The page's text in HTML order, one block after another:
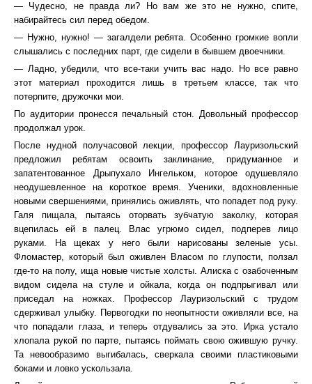
— Чудесно, не правда ли? Но вам же это не нужно, спите,
набирайтесь сил перед обедом.
— Нужно, нужно! — загалдели ребята. Особенно громкие вопли
слышались с последних парт, где сидели в бывшем двоечники.
— Ладно, убедили, что все-таки учить вас надо. Но все равно
этот материал проходится лишь в третьем классе, так что
потерпите, дружочки мои.
По аудитории пронесся печальный стон. Довольный профессор
продолжал урок.
После нудной получасовой лекции, профессор Лауризольский
предложил ребятам освоить заклинание, придуманное и
запатентованное Дрыпухало Ингельком, которое одушевляло
неодушевленное на короткое время. Ученики, вдохновленные
новыми свершениями, принялись оживлять, что попадет под руку.
Галя пищала, пытаясь оторвать зубчатую заколку, которая
вцепилась ей в палец. Влас угрюмо сидел, подперев лицо
руками. На щеках у него были нарисованы зеленые усы.
Фломастер, который был оживлен Власом по глупости, ползал
где-то на полу, ища новые чистые холсты. Алиска с озабоченным
видом сидела на стуле и ойкала, когда он подпрыгивал или
приседал на ножках. Профессор Лауризольский с трудом
сдерживал улыбку. Первогодки по неопытности оживляли все, на
что попадали глаза, и теперь отдувались за это. Ирка устало
хлопала рукой по парте, пытаясь поймать свою ожившую ручку.
Та невообразимо выгибалась, сверкала своими пластиковыми
боками и ловко ускользала.